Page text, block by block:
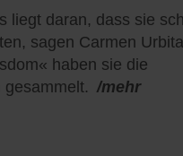
liegt daran, dass sie
sagen Carmen
haben sie die
/mehr